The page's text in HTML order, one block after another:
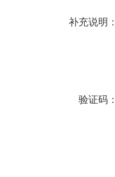
补充说明
验证码